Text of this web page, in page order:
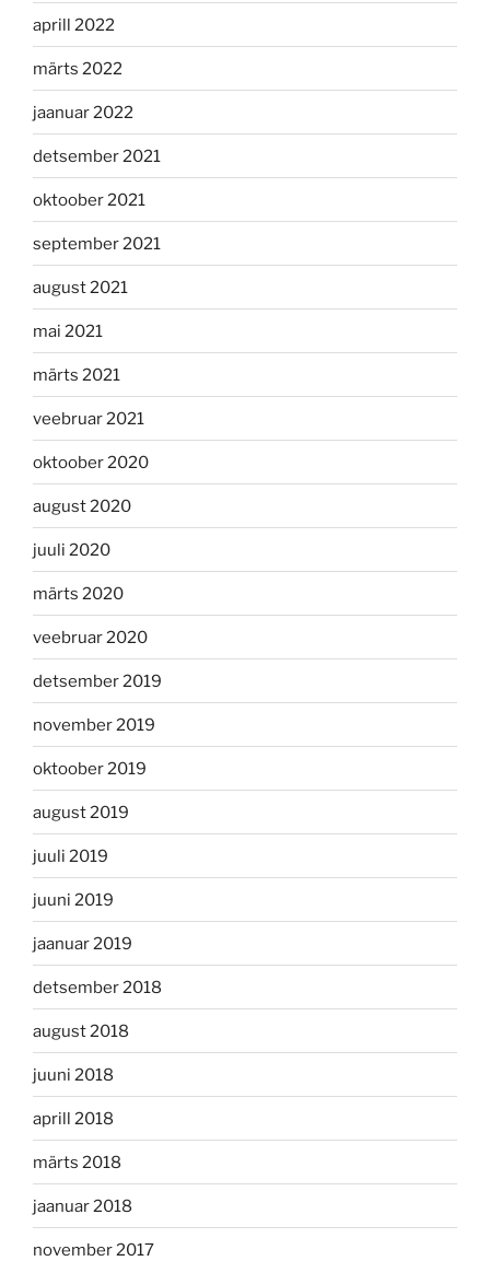
aprill 2022
märts 2022
jaanuar 2022
detsember 2021
oktoober 2021
september 2021
august 2021
mai 2021
märts 2021
veebruar 2021
oktoober 2020
august 2020
juuli 2020
märts 2020
veebruar 2020
detsember 2019
november 2019
oktoober 2019
august 2019
juuli 2019
juuni 2019
jaanuar 2019
detsember 2018
august 2018
juuni 2018
aprill 2018
märts 2018
jaanuar 2018
november 2017